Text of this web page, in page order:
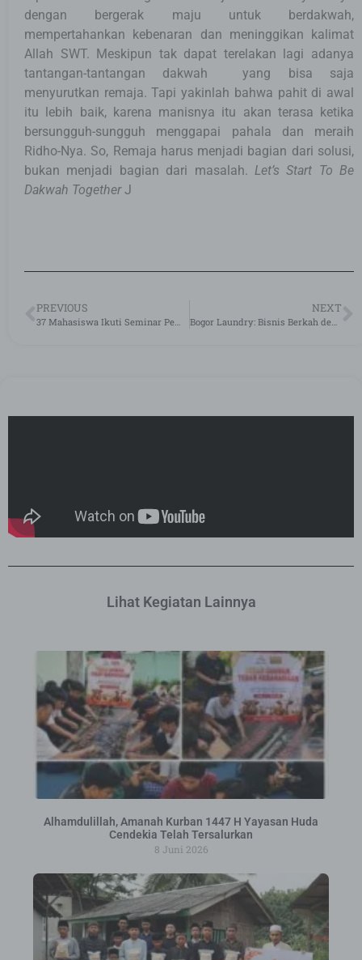
dengan bergerak maju untuk berdakwah,
mempertahankan kebenaran dan meninggikan kalimat
Allah SWT. Meskipun tak dapat terelakan lagi adanya
tantangan-tantangan dakwah yang bisa saja
menyurutkan remaja. Tapi yakinlah bahwa pahit di awal
itu lebih baik, karena manisnya itu akan terasa ketika
bersungguh-sungguh menggapai pahala dan meraih
Ridho-Nya. So, Remaja harus menjadi bagian dari solusi,
bukan menjadi bagian dari masalah. Let’s Start To Be
Dakwah TogetherJ
PREVIOUS
37 Mahasiswa Ikuti Seminar Pembekalan Skripsi Jilid 2
NEXT
Bogor Laundry: Bisnis Berkah dengan Sedekah
Lihat Kegiatan Lainnya
Alhamdulillah, Amanah Kurban 1447 H Yayasan Huda
Cendekia Telah Tersalurkan
8 Juni 2026